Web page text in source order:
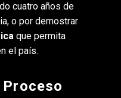
cuatro años de
o por demostrar
que permita
el país.